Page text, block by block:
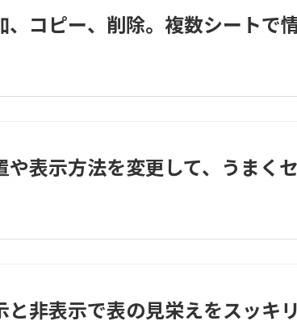
コピー、削除。複数シートで
表示方法を変更して、うまく
非表示で表の見栄えをスッキ